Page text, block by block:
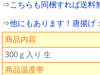
⇒こちらも同梱すれば送料
⇒他にもあります！唐揚げ
商品内容
300ｇ入り 生
商品温度帯